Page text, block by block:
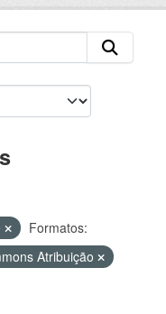
Formatos:
Atribuição